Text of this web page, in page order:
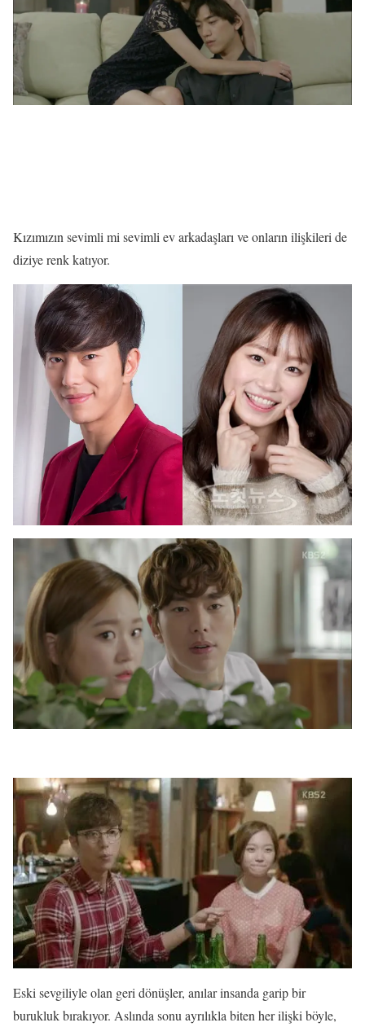
Kızımızın sevimli mi sevimli ev arkadaşları ve onların ilişkileri de
diziye renk katıyor.
Eski sevgiliyle olan geri dönüşler, anılar insanda garip bir
burukluk bırakıyor. Aslında sonu ayrılıkla biten her ilişki böyle,